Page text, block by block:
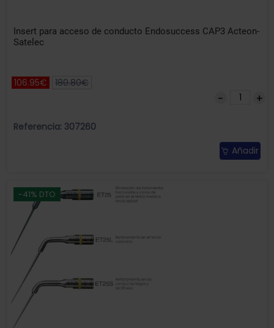
Insert para acceso de conducto Endosuccess CAP3 Acteon-
Satelec
106.95€ 180.80€
Referencia: 307260
Añadir
-41% DTO